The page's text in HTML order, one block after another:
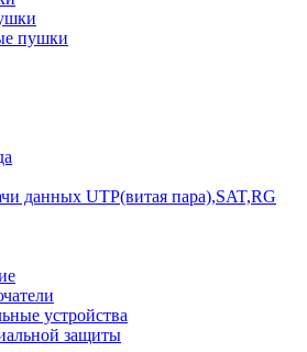
пушки
данных UTP(витая пара),SAT,RG
устройства
защиты